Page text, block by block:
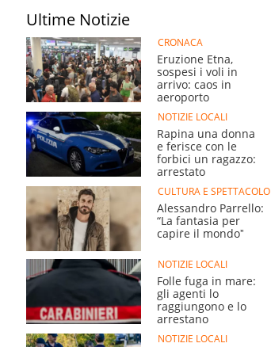
Ultime Notizie
CRONACA
Eruzione Etna,
sospesi i voli in
arrivo: caos in
aeroporto
NOTIZIE LOCALI
Rapina una donna
e ferisce con le
forbici un ragazzo:
arrestato
CULTURA E SPETTACOLO
Alessandro Parrello:
“La fantasia per
capire il mondoˮ
NOTIZIE LOCALI
Folle fuga in mare:
gli agenti lo
raggiungono e lo
arrestano
NOTIZIE LOCALI